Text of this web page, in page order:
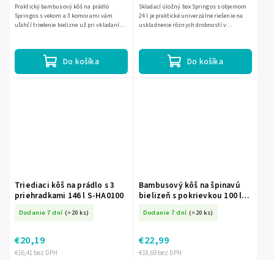
Do košíka
Praktický bambusový kôš na prádlo
Springos s vekom a 3 komorami vám
uľahčí triedenie bielizne už pri vkladaní.
Do košíka
Skladací úložný box Springos s objemom
24 l je praktické univerzálne riešenie na
uskladnenie rôznych drobností v
Triediaci kôš na prádlo s 3
priehradkami 146 l S-HA0100
Dodanie 7 dní (>20 ks)
€16,41 bez DPH
€20,19
Bambusový kôš na špinavú
bielizeň s pokrievkou 100 l
Dodanie 7 dní (>20 ks)
€18,69 bez DPH
€22,99